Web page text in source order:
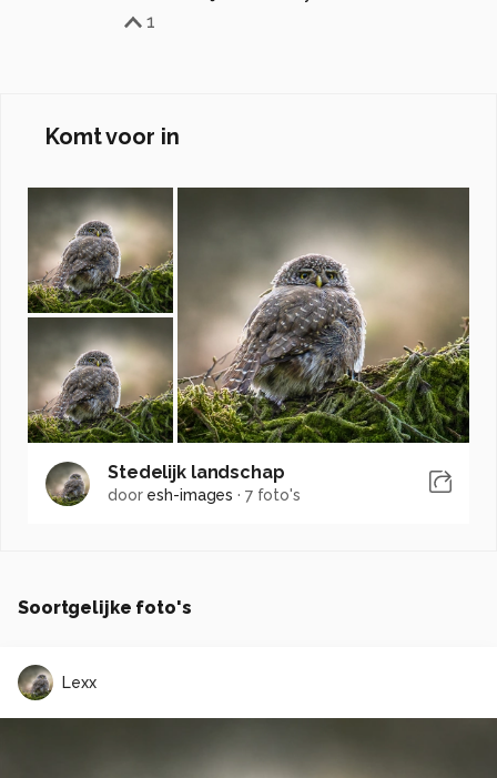
1
Komt voor in
Stedelijk landschap
door esh-images · 7 foto's
Soortgelijke foto's
Lexx